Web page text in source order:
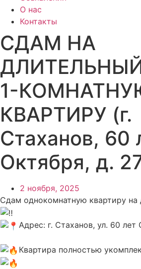
О нас
Контакты
СДАМ НА
1-
КВАРТИРУ (г.
Стаханов, 60
Октября, д.
2 ноября, 2025
Сдам однокомнатную квартиру на
Адрес: г. Стаханов, ул. 60 лет
Квартира полностью